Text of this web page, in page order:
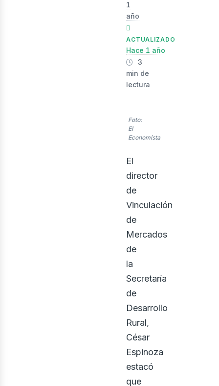
1
año
ACTUALIZADO
Hace 1 año
3
min de
lectura
Foto:
El
Economista
El
director
de
Vinculación
de
Mercados
de
la
Secretaría
de
Desarrollo
Rural,
César
Espinoza
estacó
que